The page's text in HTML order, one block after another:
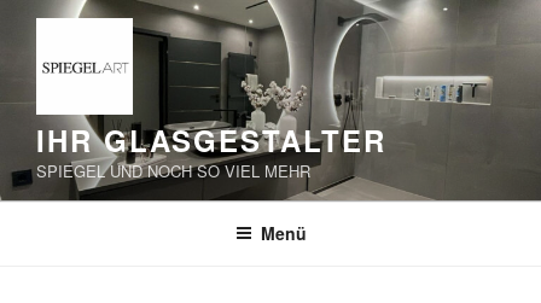
springen
IHR GLASGESTALTER
SPIEGEL UND NOCH SO VIEL MEHR
Menü